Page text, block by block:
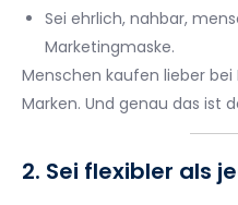
Sei ehrlich, nahbar,
Marketingmaske.
Menschen kaufen lieber
Marken. Und genau das ist
2. Sei flexibler als